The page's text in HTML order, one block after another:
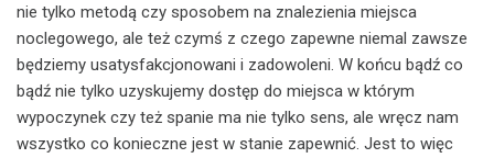
nie tylko metodą czy sposobem na znalezienia miejsca
noclegowego, ale też czymś z czego zapewne niemal zawsze
będziemy usatysfakcjonowani i zadowoleni. W końcu bądź co
bądź nie tylko uzyskujemy dostęp do miejsca w którym
wypoczynek czy też spanie ma nie tylko sens, ale wręcz nam
wszystko co konieczne jest w stanie zapewnić. Jest to więc